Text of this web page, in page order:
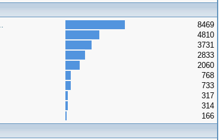
8469
4810
3731
2833
2060
768
733
317
314
166